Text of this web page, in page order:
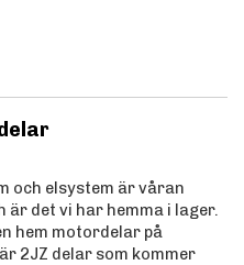
och elsystem är våran
är det vi har hemma i lager.
hem motordelar på
2JZ delar som kommer